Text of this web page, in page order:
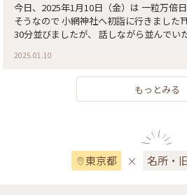
今日、2025年1月10日（金）は 一粒万倍
そうなので 小網神社へ初詣に行きました
30分並びましたが、 話しながら並んでい
した😊 御朱印や御守りなども 別の列で並
か..!） また次回のお楽しみにしました
恩日 #初詣 #ご利益めぐり #人形町 #東京
2025.01.10
もっとみる
東京都 × 名所・